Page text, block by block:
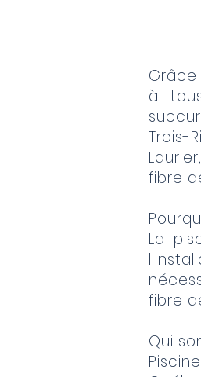
à
Trois-
fibre
La
fibre
Qui